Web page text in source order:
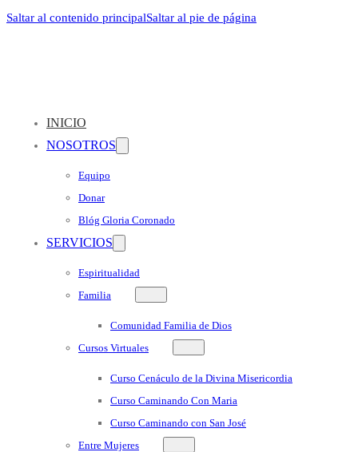
Saltar al contenido principalSaltar al pie de página
INICIO
NOSOTROS
Equipo
Donar
Blóg Gloria Coronado
SERVICIOS
Espiritualidad
Familia
Comunidad Familia de Dios
Cursos Virtuales
Curso Cenáculo de la Divina Misericordia
Curso Caminando Con Maria
Curso Caminando con San José
Entre Mujeres